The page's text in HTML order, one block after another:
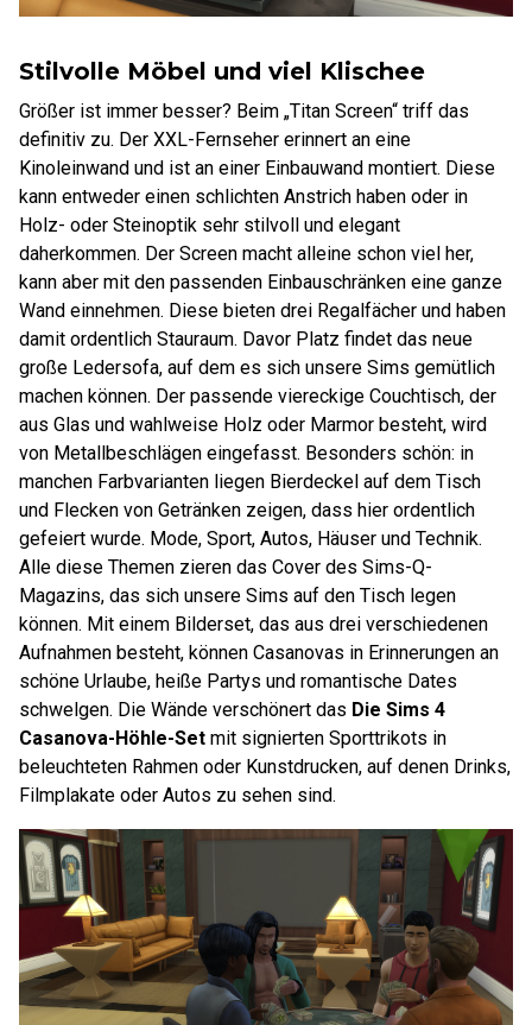
Stilvolle Möbel und viel Klischee
Größer ist immer besser? Beim „Titan Screen“ triff das
definitiv zu. Der XXL-Fernseher erinnert an eine
Kinoleinwand und ist an einer Einbauwand montiert. Diese
kann entweder einen schlichten Anstrich haben oder in
Holz- oder Steinoptik sehr stilvoll und elegant
daherkommen. Der Screen macht alleine schon viel her,
kann aber mit den passenden Einbauschränken eine ganze
Wand einnehmen. Diese bieten drei Regalfächer und haben
damit ordentlich Stauraum. Davor Platz findet das neue
große Ledersofa, auf dem es sich unsere Sims gemütlich
machen können. Der passende viereckige Couchtisch, der
aus Glas und wahlweise Holz oder Marmor besteht, wird
von Metallbeschlägen eingefasst. Besonders schön: in
manchen Farbvarianten liegen Bierdeckel auf dem Tisch
und Flecken von Getränken zeigen, dass hier ordentlich
gefeiert wurde. Mode, Sport, Autos, Häuser und Technik.
Alle diese Themen zieren das Cover des Sims-Q-
Magazins, das sich unsere Sims auf den Tisch legen
können. Mit einem Bilderset, das aus drei verschiedenen
Aufnahmen besteht, können Casanovas in Erinnerungen an
schöne Urlaube, heiße Partys und romantische Dates
schwelgen. Die Wände verschönert das Die Sims 4
Casanova-Höhle-Set mit signierten Sporttrikots in
beleuchteten Rahmen oder Kunstdrucken, auf denen Drinks,
Filmplakate oder Autos zu sehen sind.